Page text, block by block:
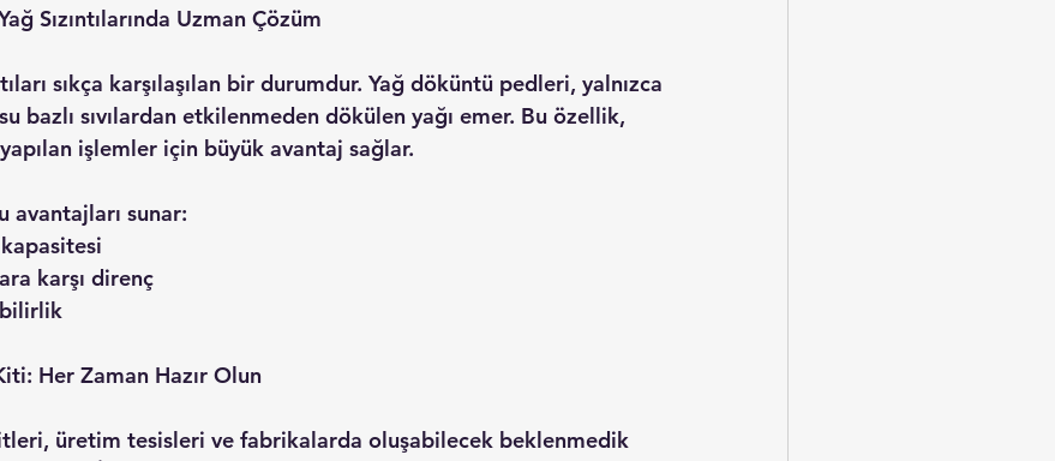
Sızıntılarında Uzman Çözüm
sıkça karşılaşılan bir durumdur. Yağ döküntü pedleri, yalnızca
bazlı sıvılardan etkilenmeden dökülen yağı emer. Bu özellik,
işlemler için büyük avantaj sağlar.
avantajları sunar:
kapasitesi
karşı direnç
Her Zaman Hazır Olun
üretim tesisleri ve fabrikalarda oluşabilecek beklenmedik